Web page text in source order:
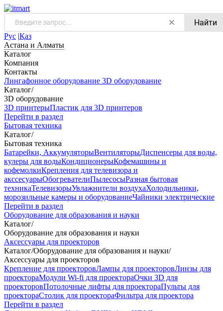
Найти
Рус |Қаз
Астана и Алматы
Каталог
Компания
Контакты
Лингафонное оборудование 3D оборудование
Каталог/
3D оборудование
3D принтерыПластик для 3D принтеров
Перейти в раздел
Бытовая техника
Каталог/
Бытовая техника
Батарейки, АккумуляторыВентиляторыДиспенсеры для воды,
кулеры для водыКондиционерыКофемашины и
кофемолкиКрепления для телевизора и
акссесуарыОбогревателиПылесосыРазная бытовая
техникаТелевизорыУвлажнители воздухаХолодильники,
морозильные камеры и оборудованиеЧайники электрические
Перейти в раздел
Оборудование для образования и науки
Каталог/
Оборудование для образования и науки
Аксессуары для проекторов
Каталог/Оборудование для образования и науки/
Аксессуары для проекторов
Крепление для проекторовЛампы для проекторовЛинзы для
проектораМодули Wi-fi для проектораОчки 3D для
проекторовПотолочные лифты для проектораПульты для
проектораСтолик для проектораФильтра для проектора
Перейти в раздел